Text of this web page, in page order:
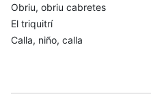
Obriu, obriu cabretes
El triquitrí
Calla, niño, calla